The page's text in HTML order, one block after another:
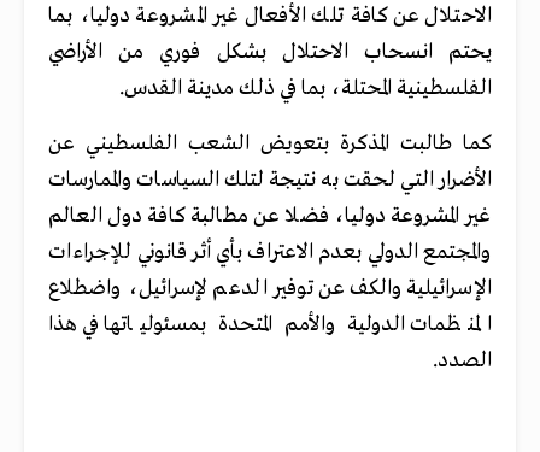
الاحتلال عن كافة تلك الأفعال غير المشروعة دوليا، بما
يحتم انسحاب الاحتلال بشكل فوري من الأراضي
الفلسطينية المحتلة، بما في ذلك مدينة القدس.
كما طالبت المذكرة بتعويض الشعب الفلسطيني عن
الأضرار التي لحقت به نتيجة لتلك السياسات والممارسات
غير المشروعة دوليا، فضلا عن مطالبة كافة دول العالم
والمجتمع الدولي بعدم الاعتراف بأي أثر قانوني للإجراءات
الإسرائيلية والكف عن توفير الدعم لإسرائيل، واضطلاع
المنظمات الدولية والأمم المتحدة بمسئولياتها في هذا
الصدد.